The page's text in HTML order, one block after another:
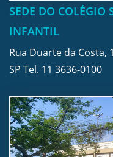
SEDE DO COLÉGIO
INFANTIL
Rua Duarte da Costa,
SP Tel. 11 3636-0100